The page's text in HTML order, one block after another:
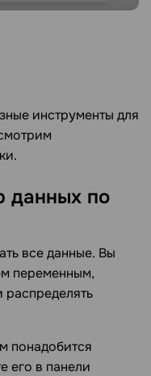
инструменты для
данных по
все данные. Вы
переменным,
распределять
понадобится
его в панели